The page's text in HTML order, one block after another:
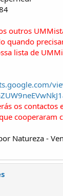
outros
quando
lista de
os contactos
cooperaram
Natureza -